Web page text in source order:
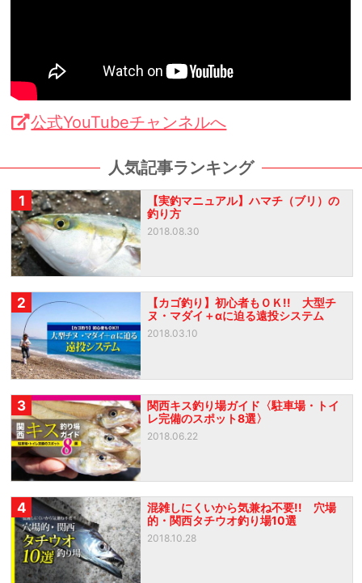
公式YouTubeチャンネルへ
人気記事ランキング
1
【実釣マニュアル】ハマチ（ブリ）の
釣り方
2018.08.30
2
【カゴ釣り】初心者もＯＫ!! 大型チ
ヌ・マダイ＋αに迫る遠投システム
2018.03.10
3
関西キス釣り場ガイド〈駐車場・トイ
レ完備のスポット8選〉
2018.06.22
4
混雑しにくいから気兼ね不要!! 穴場
的・関西タチウオ釣り場10選
2018.10.28